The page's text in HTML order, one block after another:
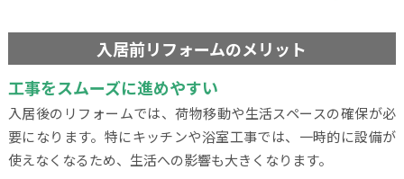
入居前リフォームのメリット
工事をスムーズに進めやすい
入居後のリフォームでは、荷物移動や生活スペースの確保が必
要になります。特にキッチンや浴室工事では、一時的に設備が
使えなくなるため、生活への影響も大きくなります。